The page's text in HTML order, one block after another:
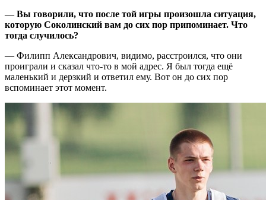
— Вы говорили, что после той игры произошла ситуация,
которую Соколинский вам до сих пор припоминает. Что
тогда случилось?
— Филипп Александрович, видимо, расстроился, что они
проиграли и сказал что-то в мой адрес. Я был тогда ещё
маленький и дерзкий и ответил ему. Вот он до сих пор
вспоминает этот момент.